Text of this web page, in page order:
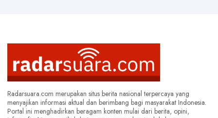
Radarsuara.com merupakan situs berita nasional terpercaya yang
menyajikan informasi aktual dan berimbang bagi masyarakat Indonesia.
Portal ini menghadirkan beragam konten mulai dari berita, opini,